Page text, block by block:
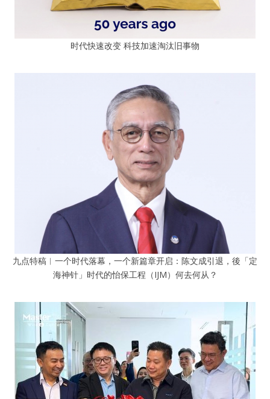
时代快速改变 科技加速淘汰旧事物
九点特稿︱一个时代落幕，一个新篇章开启：陈文成引退，後「定
海神针」时代的怡保工程（IJM）何去何从？